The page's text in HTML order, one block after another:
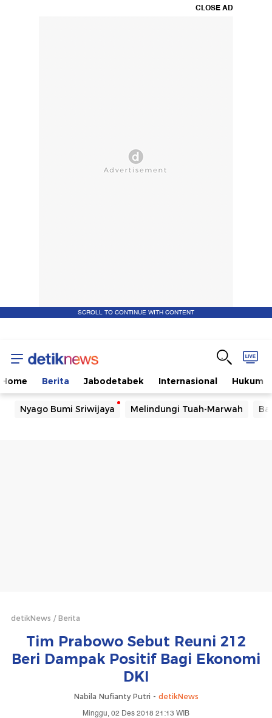
CLOSE AD
SCROLL TO CONTINUE WITH CONTENT
Home Berita Jabodetabek Internasional Hukum
Nyago Bumi Sriwijaya Melindungi Tuah-Marwah
detikNews Berita
Tim Prabowo Sebut Reuni 212
Beri Dampak Positif Bagi Ekonomi
DKI
Nabila Nufianty Putri - detikNews
Minggu, 02 Des 2018 21:13 WIB